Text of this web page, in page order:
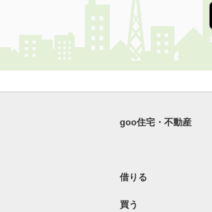
goo住宅・不動産
借りる
買う